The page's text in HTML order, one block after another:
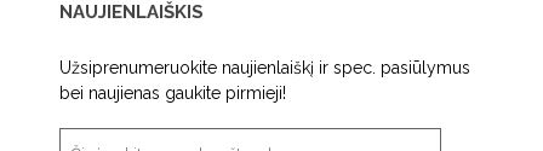
NAUJIENLAIŠKIS
Užsiprenumeruokite naujienlaiškį ir spec. pasiūlymus
bei naujienas gaukite pirmieji!